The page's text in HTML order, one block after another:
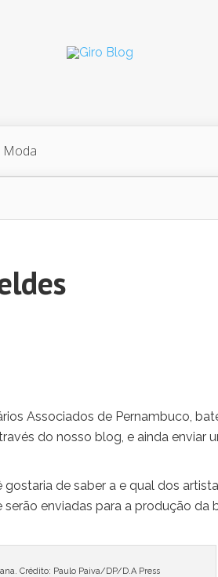
Moda
Associados de Pernambuco,
do nosso blog, e ainda enviar
de saber a e qual dos
enviadas para a produção da
Crédito: Paulo Paiva/DP/D.A Press